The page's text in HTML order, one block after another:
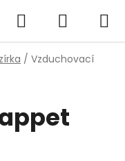
Hledat
KOŠÍK
/ Vzduchovací